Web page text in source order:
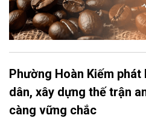
Phường Hoàn Kiếm
dân, xây dựng thế trận
càng vững chắc